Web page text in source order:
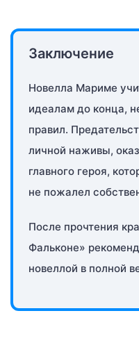
Заключение
Новелла Мариме
идеалам до конца,
правил.
личной наживы,
главного героя,
не пожалел
После прочтения
Фальконе»
новеллой в полной